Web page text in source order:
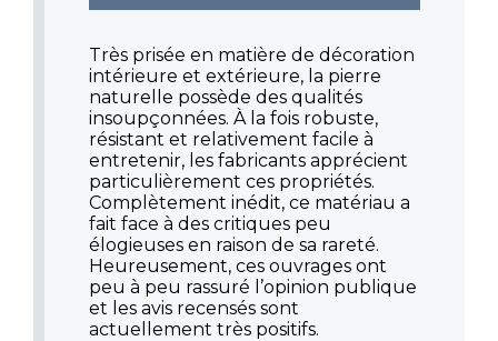
Très prisée en matière de décoration
intérieure et extérieure, la pierre
naturelle possède des qualités
insoupçonnées. À la fois robuste,
résistant et relativement facile à
entretenir, les fabricants apprécient
particulièrement ces propriétés.
Complètement inédit, ce matériau a
fait face à des critiques peu
élogieuses en raison de sa rareté.
Heureusement, ces ouvrages ont
peu à peu rassuré l’opinion publique
et les avis recensés sont
actuellement très positifs.